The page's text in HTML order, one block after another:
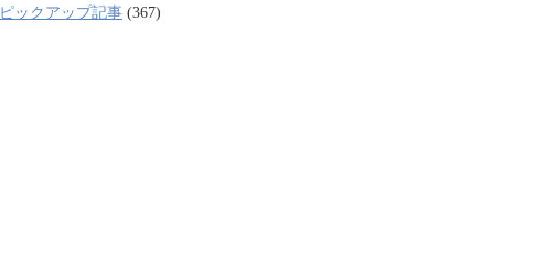
ピックアップ記事 (367)